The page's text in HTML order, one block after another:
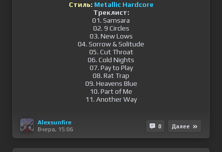
Стиль: Metallic Hardcore
Треклист:
01. Samsara
02. 9 Circles
03. New Lows
04. Sorrow & Solitude
05. Cut Throat
06. Cold Nights
07. Pay to Play
08. Rat Trap
09. Heavens Blue
10. Part of Me
11. Another Way
Alexsunfire
Вчера, 15:06
0 Далее